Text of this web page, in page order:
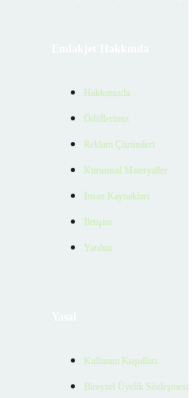
Hakkımızda
Ödüllerimiz
Reklam Çözümleri
Kurumsal Materyaller
İnsan Kaynakları
İletişim
Yardım
Kullanım Koşulları
Bireysel Üyelik Sözleşmesi